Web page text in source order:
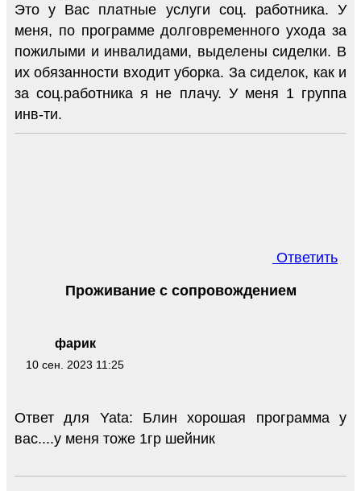
Это у Вас платные услуги соц. работника. У
меня, по программе долговременного ухода за
пожилыми и инвалидами, выделены сиделки. В
их обязанности входит уборка. За сиделок, как и
за соц.работника я не плачу. У меня 1 группа
инв-ти.
Ответить
фарик
10 сен. 2023 11:25
Проживание с сопровождением
Ответ для Yata: Блин хорошая программа у
вас....у меня тоже 1гр шейник